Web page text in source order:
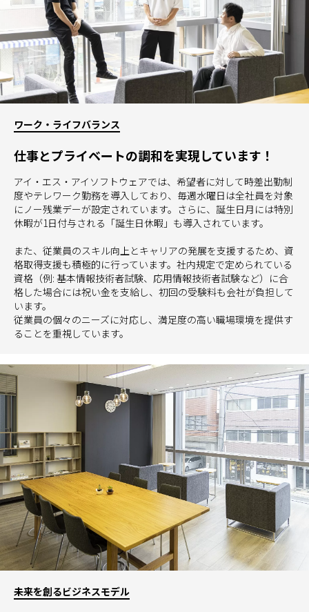
ワーク・ライフバランス
仕事とプライベートの調和を実現しています！
アイ・エス・アイソフトウェアでは、希望者に対して時差出勤制
度やテレワーク勤務を導入しており、毎週水曜日は全社員を対象
にノー残業デーが設定されています。さらに、誕生日月には特別
休暇が1日付与される「誕生日休暇」も導入されています。
また、従業員のスキル向上とキャリアの発展を支援するため、資
格取得支援も積極的に行っています。社内規定で定められている
資格（例: 基本情報技術者試験、応用情報技術者試験など）に合
格した場合には祝い金を支給し、初回の受験料も会社が負担して
います。
従業員の個々のニーズに対応し、満足度の高い職場環境を提供す
ることを重視しています。
未来を創るビジネスモデル